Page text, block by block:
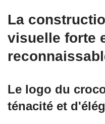
La
visuelle forte
Le logo du
ténacité et